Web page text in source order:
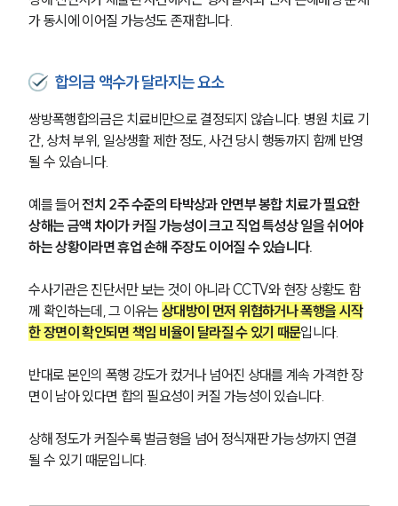
가 동시에 이어질 가능성도 존재합니다.
합의금 액수가 달라지는 요소
쌍방폭행합의금은 치료비만으로 결정되지 않습니다. 병원 치료 기
간, 상처 부위, 일상생활 제한 정도, 사건 당시 행동까지 함께 반영
될 수 있습니다.
예를 들어 전치 2주 수준의 타박상과 안면부 봉합 치료가 필요한
상해는 금액 차이가 커질 가능성이 크고 직업 특성상 일을 쉬어야
하는 상황이라면 휴업 손해 주장도 이어질 수 있습니다.
수사기관은 진단서만 보는 것이 아니라 CCTV와 현장 상황도 함
께 확인하는데, 그 이유는 상대방이 먼저 위협하거나 폭행을 시작
한 장면이 확인되면 책임 비율이 달라질 수 있기 때문입니다.
반대로 본인의 폭행 강도가 컸거나 넘어진 상대를 계속 가격한 장
면이 남아 있다면 합의 필요성이 커질 가능성이 있습니다.
상해 정도가 커질수록 벌금형을 넘어 정식재판 가능성까지 연결
될 수 있기 때문입니다.